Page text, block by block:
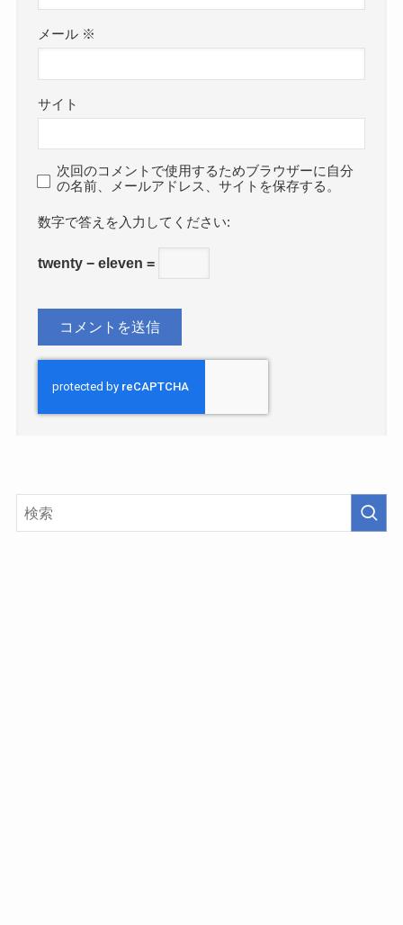
メール ※
サイト
次回のコメントで使用するためブラウザーに自分
の名前、メールアドレス、サイトを保存する。
数字で答えを入力してください:
twenty − eleven =